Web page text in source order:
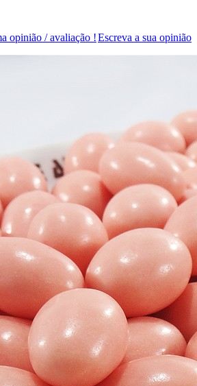
Escreva a sua opinião
opinião / avaliação !